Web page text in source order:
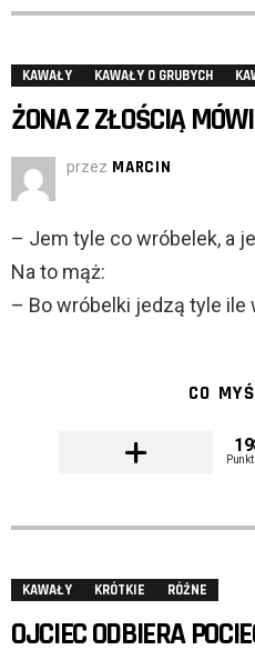
KAWAŁY KAWAŁY O GRUBYCH
ŻONA Z ZŁOŚCIĄ
przez MARCIN
– Jem tyle co wróbelek, a
Na to mąż:
– Bo wróbelki jedzą tyle ile
CO
KAWAŁY KRÓTKIE RÓŻNE
OJCIEC ODBIERA